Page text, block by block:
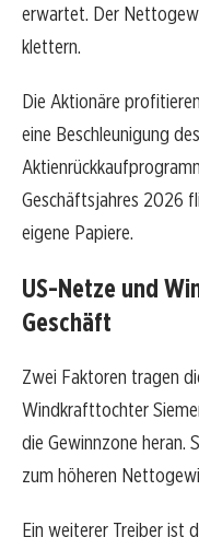
erwartet. Der
klettern.
Die Aktionäre
eine Beschleunigung
Geschäftsjahres 2026
eigene Papiere.
US-Netze und
Geschäft
Zwei Faktoren tragen
Windkrafttochter
die Gewinnzone heran.
zum höheren
Ein weiterer Treiber ist